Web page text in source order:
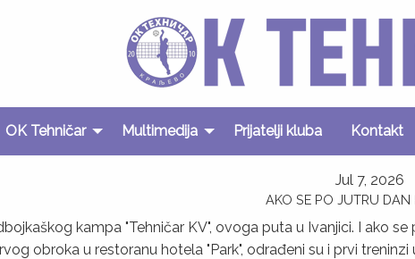
OK Tehničar Multimedija Prijatelji kluba Kontakt
Jul 7, 2026
AKO SE PO JUTRU DAN
kampa "Tehničar KV", ovoga puta u Ivanjici. I ako
obroka u restoranu hotela "Park", odrađeni su i prvi